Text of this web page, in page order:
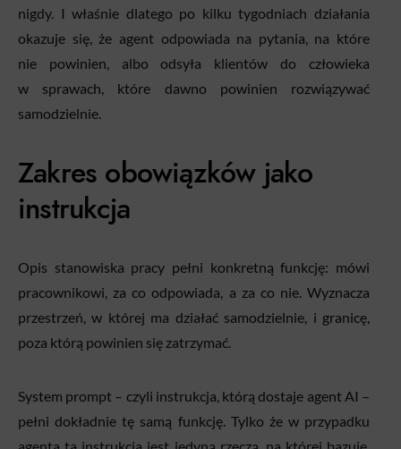
nigdy. I właśnie dlatego po kilku tygodniach działania
okazuje się, że agent odpowiada na pytania, na które
nie powinien, albo odsyła klientów do człowieka
w sprawach, które dawno powinien rozwiązywać
samodzielnie.
Zakres obowiązków jako
instrukcja
Opis stanowiska pracy pełni konkretną funkcję: mówi
pracownikowi, za co odpowiada, a za co nie. Wyznacza
przestrzeń, w której ma działać samodzielnie, i granicę,
poza którą powinien się zatrzymać.
System prompt – czyli instrukcja, którą dostaje agent AI –
pełni dokładnie tę samą funkcję. Tylko że w przypadku